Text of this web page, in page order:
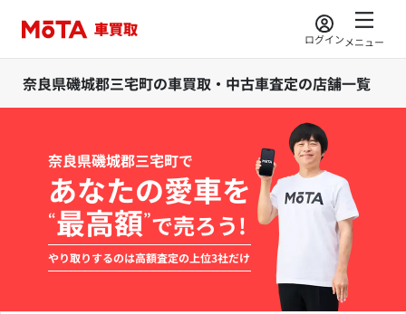
ログインメニュー
奈良県磯城郡三宅町の車買取・中古車査定の店舗一覧
奈良県磯城郡三宅町で
あなたの愛車を
“最高額”で売ろう!
やり取りするのは高額査定の上位3社だけ